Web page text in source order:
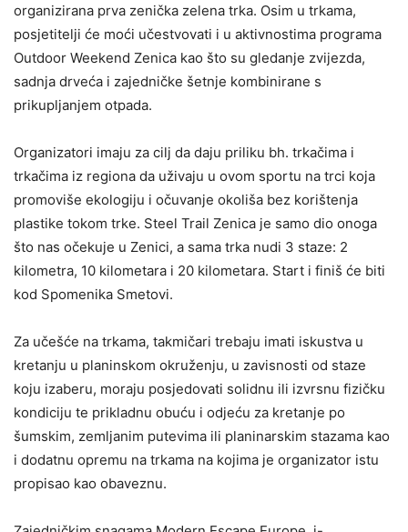
organizirana prva zenička zelena trka. Osim u trkama,
posjetitelji će moći učestvovati i u aktivnostima programa
Outdoor Weekend Zenica kao što su gledanje zvijezda,
sadnja drveća i zajedničke šetnje kombinirane s
prikupljanjem otpada.
Organizatori imaju za cilj da daju priliku bh. trkačima i
trkačima iz regiona da uživaju u ovom sportu na trci koja
promoviše ekologiju i očuvanje okoliša bez korištenja
plastike tokom trke. Steel Trail Zenica je samo dio onoga
što nas očekuje u Zenici, a sama trka nudi 3 staze: 2
kilometra, 10 kilometara i 20 kilometara. Start i finiš će biti
kod Spomenika Smetovi.
Za učešće na trkama, takmičari trebaju imati iskustva u
kretanju u planinskom okruženju, u zavisnosti od staze
koju izaberu, moraju posjedovati solidnu ili izvrsnu fizičku
kondiciju te prikladnu obuću i odjeću za kretanje po
šumskim, zemljanim putevima ili planinarskim stazama kao
i dodatnu opremu na trkama na kojima je organizator istu
propisao kao obaveznu.